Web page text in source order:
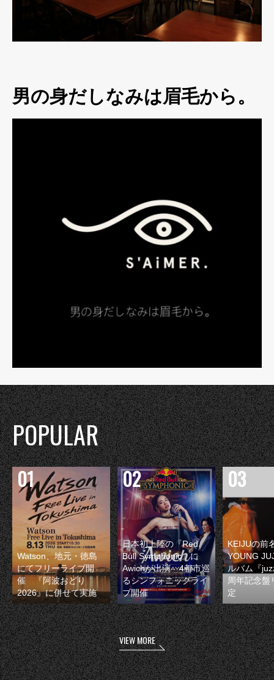
男の身だしなみは眉毛から。
POPULAR
Watson、地元・徳島
にてフリーライブ開
催 『阿波おどり
2026』に併せて実施
日本初上陸の『Red
Bull Symphonic』に
Awichが出演 4都市巡
るシンフォニックライ
ブ開催
KEIJUの前
YOUNG
ルバム『
周年記念盤
定
VIEW MORE